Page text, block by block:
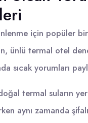
için popüler
ünlü termal otel
sıcak yorumları
termal suların
aynı zamanda